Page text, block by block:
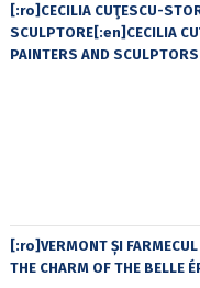
[:ro]CECILIA CUŢESCU-
SCULPTORE[:en]CECILIA
PAINTERS AND
[:ro]VERMONT ȘI
THE CHARM OF THE BELLE